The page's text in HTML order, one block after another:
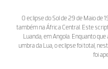
O eclipse do Sol de 29 de Maio de
também na África Central. Este
Luanda, em Angola. Enquanto
umbra da Lua, o eclipse foi total,
foi